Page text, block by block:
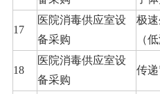
17
医院消毒供应室设
备采购
极
（
18
医院消毒供应室设
备采购
传